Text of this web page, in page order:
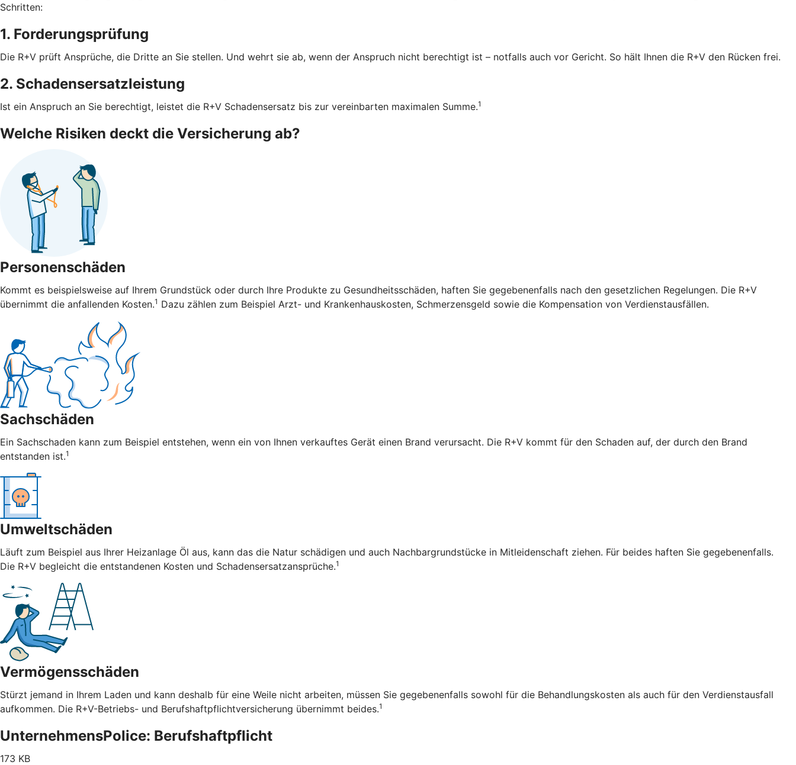
Schritten:
1. Forderungsprüfung
Die R+V prüft Ansprüche, die Dritte an Sie stellen. Und wehrt sie ab, wenn der Anspruch nicht berechtigt ist – notfalls auch vor Gericht. So hält Ihnen die R+V den Rücken frei.
2. Schadensersatzleistung
Ist ein Anspruch an Sie berechtigt, leistet die R+V Schadensersatz bis zur vereinbarten maximalen Summe.1
Welche Risiken deckt die Versicherung ab?
Personenschäden
Kommt es beispielsweise auf Ihrem Grundstück oder durch Ihre Produkte zu Gesundheitsschäden, haften Sie gegebenenfalls nach den gesetzlichen Regelungen. Die R+V
übernimmt die anfallenden Kosten.1 Dazu zählen zum Beispiel Arzt- und Krankenhauskosten, Schmerzensgeld sowie die Kompensation von Verdienstausfällen.
Sachschäden
Ein Sachschaden kann zum Beispiel entstehen, wenn ein von Ihnen verkauftes Gerät einen Brand verursacht. Die R+V kommt für den Schaden auf, der durch den Brand
entstanden ist.1
Umweltschäden
Läuft zum Beispiel aus Ihrer Heizanlage Öl aus, kann das die Natur schädigen und auch Nachbargrundstücke in Mitleidenschaft ziehen. Für beides haften Sie gegebenenfalls.
Die R+V begleicht die entstandenen Kosten und Schadensersatzansprüche.1
Vermögensschäden
Stürzt jemand in Ihrem Laden und kann deshalb für eine Weile nicht arbeiten, müssen Sie gegebenenfalls sowohl für die Behandlungskosten als auch für den Verdienstausfall
aufkommen. Die R+V-Betriebs- und Berufshaftpflichtversicherung übernimmt beides.1
UnternehmensPolice: Berufshaftpflicht
173 KB